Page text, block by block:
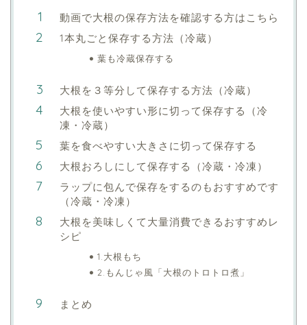
動画で大根の保存方法を確認する方はこちら
1本丸ごと保存する方法（冷蔵）
葉も冷蔵保存する
大根を３等分して保存する方法（冷蔵）
大根を使いやすい形に切って保存する（冷
凍・冷蔵）
葉を食べやすい大きさに切って保存する
大根おろしにして保存する（冷蔵・冷凍）
ラップに包んで保存をするのもおすすめです
（冷蔵・冷凍）
大根を美味しくて大量消費できるおすすめレ
シピ
1.大根もち
2.もんじゃ風「大根のトロトロ煮」
まとめ